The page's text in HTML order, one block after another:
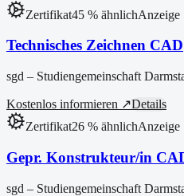
Zertifikat45 % ähnlichAnzeige
Technisches Zeichnen CAD
sgd – Studiengemeinschaft
Kostenlos informieren ↗Details
Zertifikat26 % ähnlichAnzeige
Gepr. Konstrukteur/in
sgd – Studiengemeinschaft